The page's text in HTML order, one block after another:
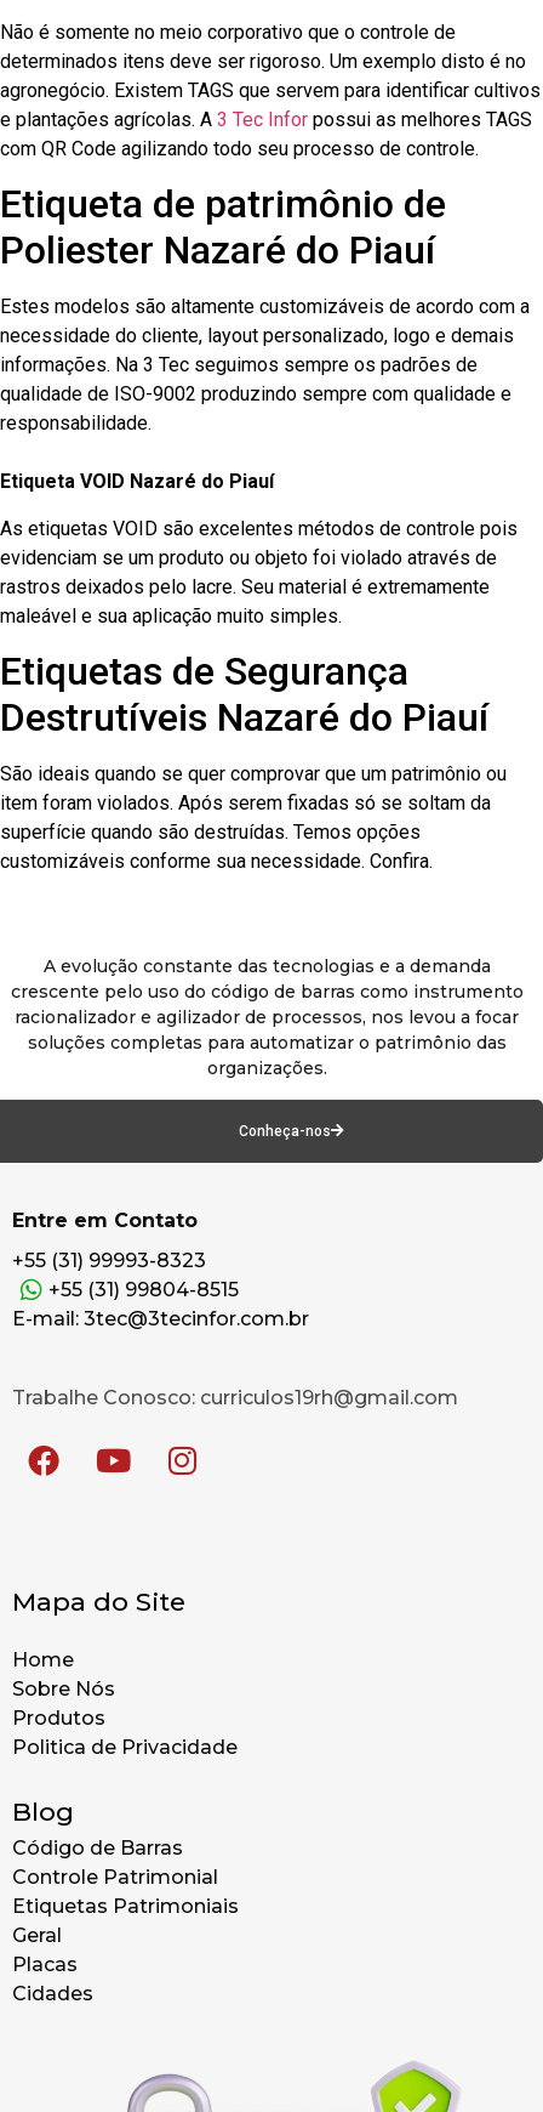
Não é somente no meio corporativo que o controle de
determinados itens deve ser rigoroso. Um exemplo disto é no
agronegócio. Existem TAGS que servem para identificar cultivos
e plantações agrícolas. A 3 Tec Infor possui as melhores TAGS
com QR Code agilizando todo seu processo de controle.
Etiqueta de patrimônio de
Poliester Nazaré do Piauí
Estes modelos são altamente customizáveis de acordo com a
necessidade do cliente, layout personalizado, logo e demais
informações. Na 3 Tec seguimos sempre os padrões de
qualidade de ISO-9002 produzindo sempre com qualidade e
responsabilidade.
Etiqueta VOID Nazaré do Piauí
As etiquetas VOID são excelentes métodos de controle pois
evidenciam se um produto ou objeto foi violado através de
rastros deixados pelo lacre. Seu material é extremamente
maleável e sua aplicação muito simples.
Etiquetas de Segurança
Destrutíveis Nazaré do Piauí
São ideais quando se quer comprovar que um patrimônio ou
item foram violados. Após serem fixadas só se soltam da
superfície quando são destruídas. Temos opções
customizáveis conforme sua necessidade. Confira.
A evolução constante das tecnologias e a demanda
crescente pelo uso do código de barras como instrumento
racionalizador e agilizador de processos, nos levou a focar
soluções completas para automatizar o patrimônio das
organizações.
Conheça-nos
Entre em Contato
+55 (31) 99993-8323
+55 (31) 99804-8515
E-mail: 3tec@3tecinfor.com.br
Trabalhe Conosco: curriculos19rh@gmail.com
Mapa do Site
Home
Sobre Nós
Produtos
Politica de Privacidade
Blog
Código de Barras
Controle Patrimonial
Etiquetas Patrimoniais
Geral
Placas
Cidades